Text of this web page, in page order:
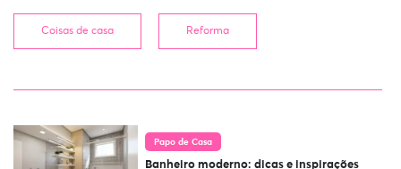
Coisas de casa Reforma
Papo de Casa
Banheiro moderno: dicas e inspirações